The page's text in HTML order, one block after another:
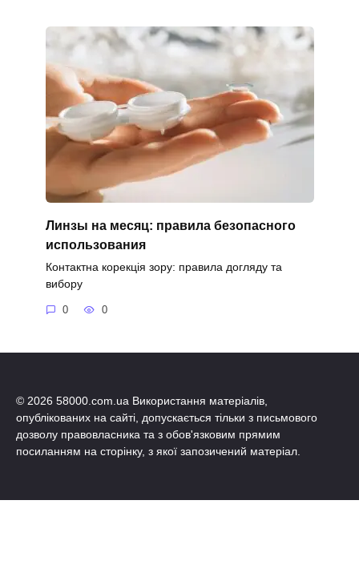
Линзы на месяц: правила безопасного
использования
Контактна корекція зору: правила догляду та
вибору
0 0
© 2026 58000.com.ua Використання матеріалів,
опублікованих на сайті, допускається тільки з письмового
дозволу правовласника та з обов'язковим прямим
посиланням на сторінку, з якої запозичений матеріал.